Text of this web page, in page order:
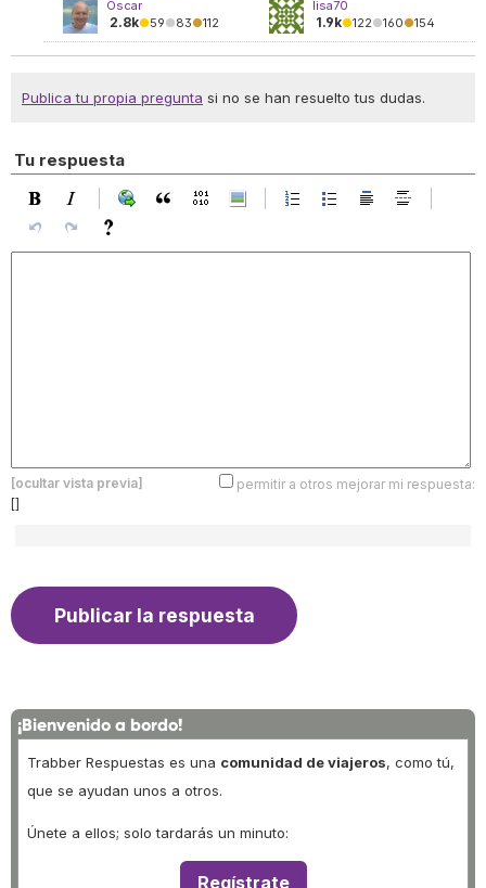
lisa70
1.9k●122●160●154
Óscar
2.8k●59●83●112
Publica tu propia pregunta si no se han resuelto tus dudas.
Tu respuesta
[ocultar vista previa]
permitir a otros mejorar mi respuesta:
[]
¡Bienvenido a bordo!
Trabber Respuestas es una comunidad de viajeros, como tú,
que se ayudan unos a otros.
Únete a ellos; solo tardarás un minuto:
Regístrate